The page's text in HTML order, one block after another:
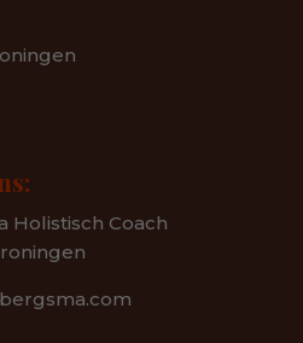
Holistisch Coach